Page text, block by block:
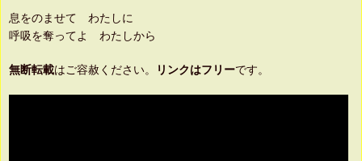
息をのませて わたしに
呼吸を奪ってよ わたしから
無断転載はご容赦ください。 リンクはフリーです。